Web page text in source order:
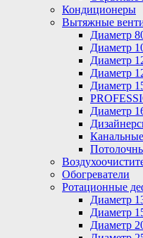
Кондиционеры
Вытяжные
Диаметр
Диаметр
Диаметр
Диаметр
Диаметр
Диаметр
Обогреватели
Ротационные
Диаметр
Диаметр
Диаметр